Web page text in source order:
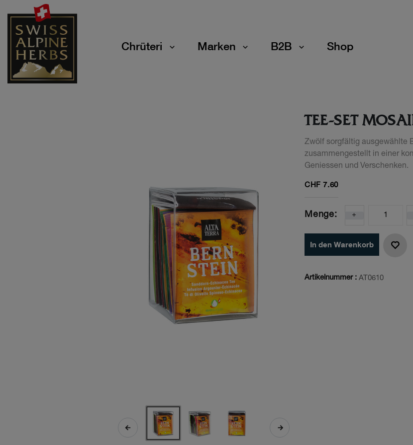
Chrüteri Marken B2B Shop
TEE-SET
Zwölf sorgfältig ausgewählte
zusammengestellt in einer
Geniessen und Verschenken.
CHF 7.60
Menge:
In den Warenkorb
Artikelnummer : AT0610